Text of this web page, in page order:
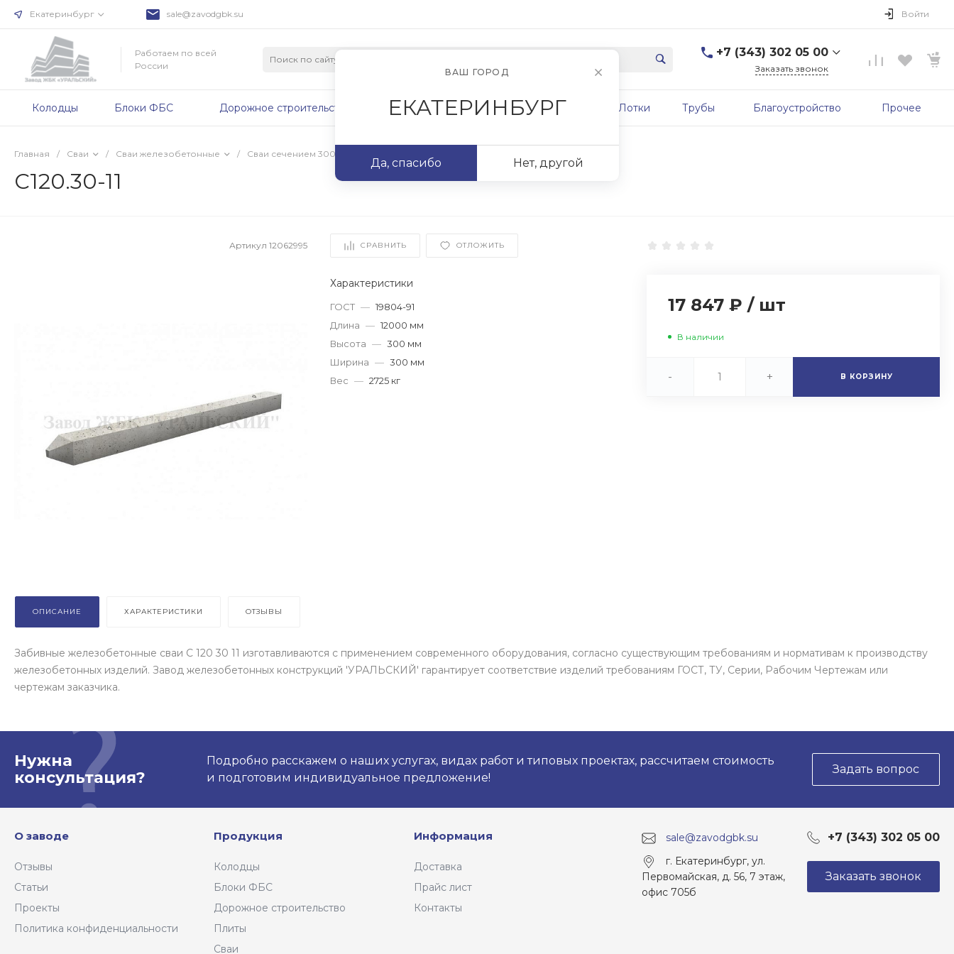
Екатеринбург sale@zavodgbk.su Войти
Работаем по всей
России
+7 (343) 302 05 00
г. Екатеринбург, ул.
Заказать звонок
Колодцы Блоки ФБС Дорожное строительство Плиты Сваи Фундаменты Лотки Трубы Благоустройство Прочее
Главная / Сваи / Сваи железобетонные / Сваи сечением 300х300 мм
С120.30-11
Артикул12062995 СРАВНИТЬ ОТЛОЖИТЬ
Характеристики
ГОСТ — 19804-91
Длина — 12000 мм
Высота — 300 мм
Ширина — 300 мм
Вес — 2725 кг
17 847 ₽ / шт
В наличии
- + В КОРЗИНУ
ОПИСАНИЕ ХАРАКТЕРИСТИКИ ОТЗЫВЫ
Забивные железобетонные сваи С 120 30 11 изготавливаются с применением современного оборудования, согласно существующим требованиям и нормативам к производству
железобетонных изделий. Завод железобетонных конструкций 'УРАЛЬСКИЙ' гарантирует соответствие изделий требованиям ГОСТ, ТУ, Серии, Рабочим Чертежам или
чертежам заказчика.
Нужна
консультация?
Подробно расскажем о наших услугах, видах работ и типовых проектах, рассчитаем стоимость
и подготовим индивидуальное предложение!
Задать вопрос
О заводе
Отзывы
Статьи
Проекты
Политика конфиденциальности
Продукция
Колодцы
Блоки ФБС
Дорожное строительство
Плиты
Сваи
Информация
Доставка
Прайс лист
Контакты
sale@zavodgbk.su +7 (343) 302 05 00
г. Екатеринбург, ул.
Первомайская, д. 56, 7 этаж,
офис 705б
Заказать звонок
ВАШ ГОРОД
ЕКАТЕРИНБУРГ
Да, спасибо Нет, другой